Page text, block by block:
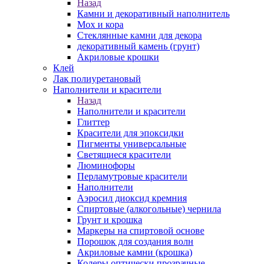
Назад
Камни и декоративный наполнитель
Мох и кора
Стеклянные камни для декора
декоративный камень (грунт)
Акриловые крошки
Клей
Лак полиуретановый
Наполнители и красители
Назад
Наполнители и красители
Глиттер
Красители для эпоксидки
Пигменты универсальные
Светящиеся красители
Люминофоры
Перламутровые красители
Наполнители
Аэросил диоксид кремния
Спиртовые (алкогольные) чернила
Грунт и крошка
Маркеры на спиртовой основе
Порошок для создания волн
Акриловые камни (крошка)